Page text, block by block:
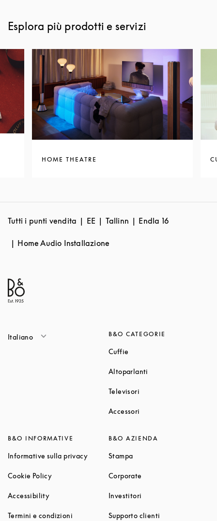
Esplora più prodotti e servizi
HOME THEATRE
Tutti i punti vendita EE Tallinn Endla 16
Home Audio Installazione
Italiano B&O CATEGORIE
Cuffie
Altoparlanti
Televisori
Accessori
B&O INFORMATIVE
Informative sulla privacyLink Opens in New Tab
Cookie PolicyLink Opens in New Tab
AccessibilityLink Opens in New Tab
Termini e condizioni Link Opens in New Tab
B&O AZIENDA
StampaLink Opens in New Tab
Corporate
Investitori
Supporto clienti